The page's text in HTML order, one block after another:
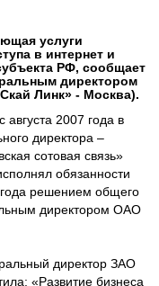
услуги
в интернет и
РФ, сообщает
директором
Линк» - Москва).
2007 года в
директора –
сотовая связь»
обязанности
года решением общего
директором ОАО
директор ЗАО
«Развитие бизнеса